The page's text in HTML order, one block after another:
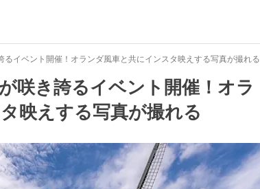
イベント開催！オランダ風車と共にインスタ映えする写真が撮れる
咲き誇るイベント開催！オラ
映えする写真が撮れる